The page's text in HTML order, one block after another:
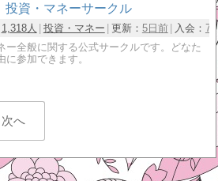
投資・マネーサークル
1,318人 投資・マネー 更新： 5日前 入会： 7
ー全般に関する公式サークルです。どなた
に参加できます。
次へ